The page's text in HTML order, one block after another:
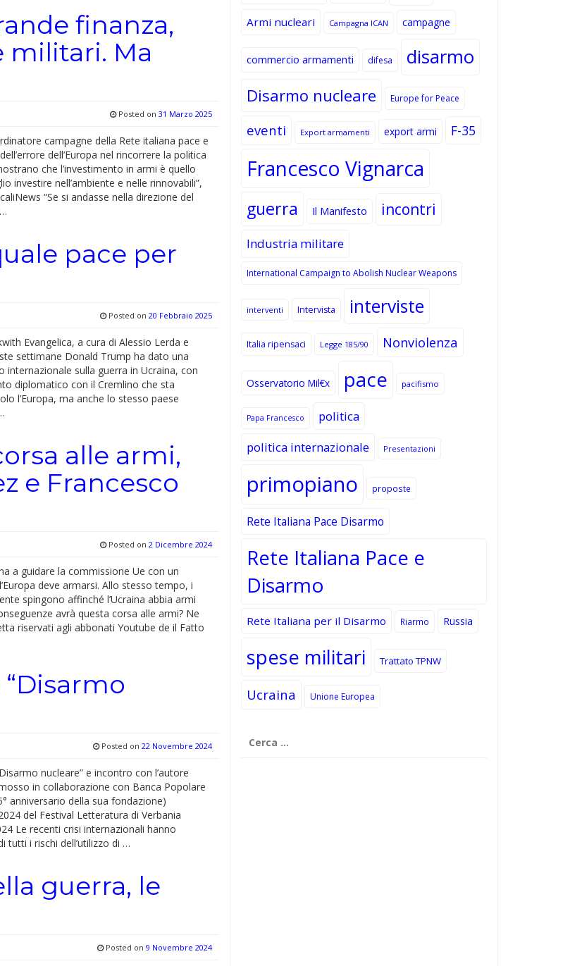
finanza,
militari. Ma
Posted on 31 Marzo 2025
campagne della Rete italiana pace e
dell’Europa nel rincorrere la politica
che l’investimento in armi è quello
investire nell’ambiente e nelle rinnovabili”,
“Se si andasse nella direzione del
pace per
Posted on 20 Febbraio 2025
Evangelica, a cura di Alessio Lerda e
settimane Donald Trump ha dato una
internazionale sulla guerra in Ucraina, con
diplomatico con il Cremlino che sta
l’Europa, ma anche lo stesso paese
alle armi,
e Francesco
Posted on 2 Dicembre 2024
a guidare la commissione Ue con un
deve armarsi. Allo stesso tempo, i
spingono affinché l’Ucraina abbia armi
avrà questa corsa alle armi? Ne
riservati agli abbonati Youtube de il Fatto
Posted on 22 Novembre 2024
nucleare” e incontro con l’autore
in collaborazione con Banca Popolare
anniversario della sua fondazione)
del Festival Letteratura di Verbania
Le recenti crisi internazionali hanno
tutti i rischi dell’utilizzo di …
guerra, le
Posted on 9 Novembre 2024
Armi nucleari Campagna ICAN campagne
commercio armamenti difesa disarmo
Disarmo nucleare Europe for Peace
eventi Export armamenti export armi F-35
Francesco Vignarca
guerra Il Manifesto incontri
Industria militare
International Campaign to Abolish Nuclear Weapons
interventi Intervista interviste
Italia ripensaci Legge 185/90 Nonviolenza
Osservatorio Mil€x pace pacifismo
Papa Francesco
politica
politica internazionale
Presentazioni
primopiano proposte
Rete Italiana Pace Disarmo
Rete Italiana Pace e
Disarmo
Rete Italiana per il Disarmo Riarmo Russia
spese militari Trattato TPNW
Ucraina Unione Europea
per: